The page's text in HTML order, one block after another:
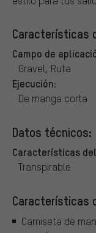
Características
Campo de
Gravel, Ruta
Ejecución:
De manga corta
Datos técnicos:
Características
Transpirable
Características
Camiseta de